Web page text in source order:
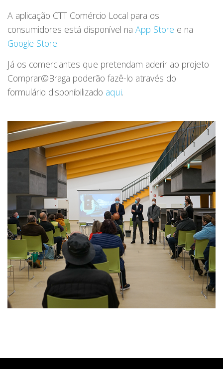
A aplicação CTT Comércio Local para os
consumidores está disponível na App Store e na
Google Store.
Já os comerciantes que pretendam aderir ao projeto
Comprar@Braga poderão fazê-lo através do
formulário disponibilizado aqui.